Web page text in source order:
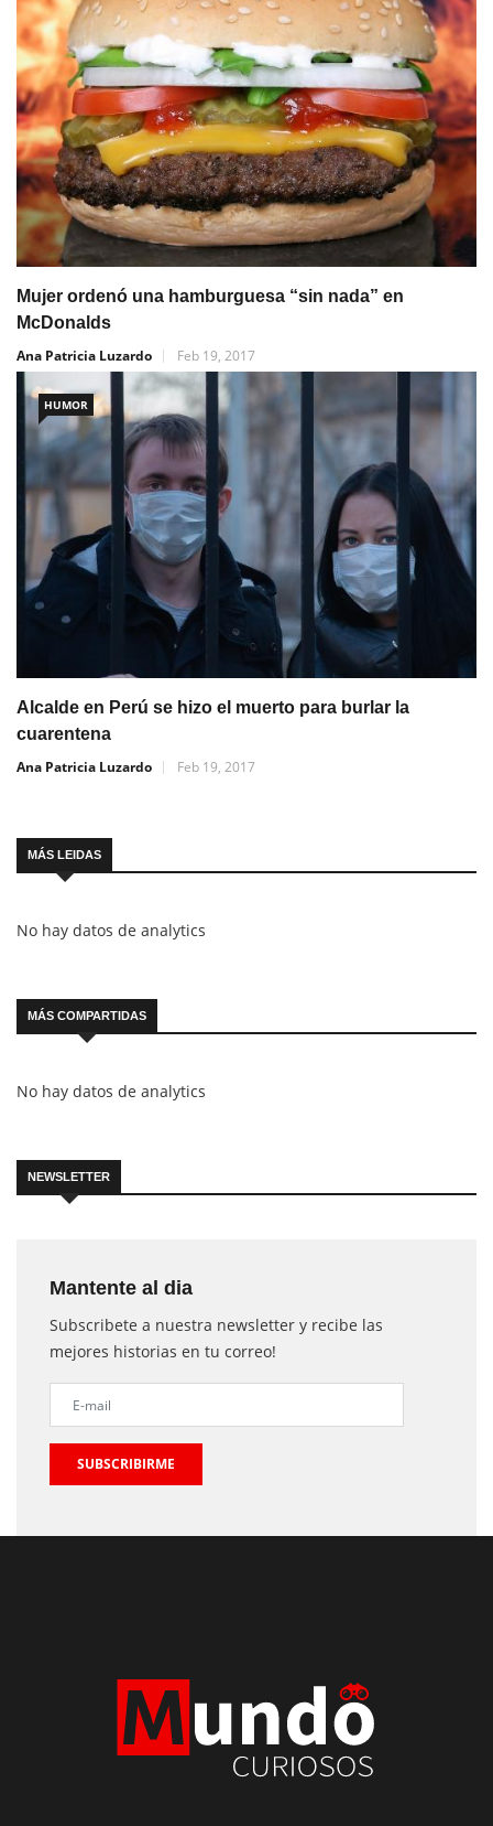
Mujer ordenó una hamburguesa “sin nada” en
McDonalds
Ana Patricia Luzardo
Feb 19, 2017
HUMOR
Alcalde en Perú se hizo el muerto para burlar la
cuarentena
Ana Patricia Luzardo
Feb 19, 2017
MÁS LEIDAS
No hay datos de analytics
MÁS COMPARTIDAS
No hay datos de analytics
NEWSLETTER
Mantente al dia
Subscribete a nuestra newsletter y recibe las
mejores historias en tu correo!
SUBSCRIBIRME